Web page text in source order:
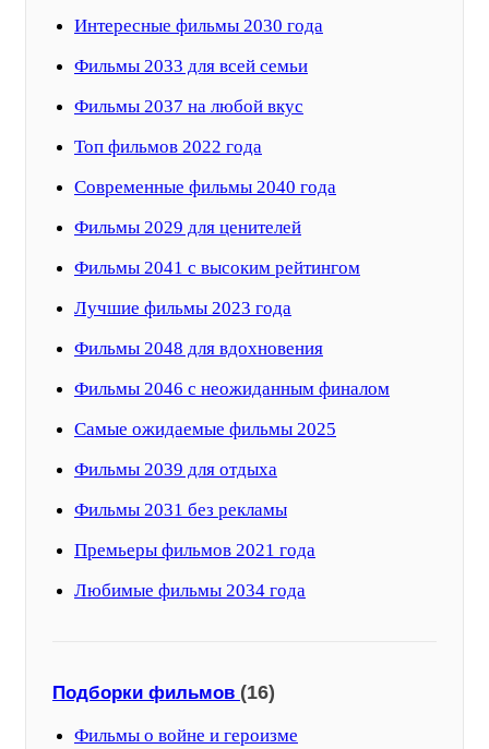
Интересные фильмы 2030 года
Фильмы 2033 для всей семьи
Фильмы 2037 на любой вкус
Топ фильмов 2022 года
Современные фильмы 2040 года
Фильмы 2029 для ценителей
Фильмы 2041 с высоким рейтингом
Лучшие фильмы 2023 года
Фильмы 2048 для вдохновения
Фильмы 2046 с неожиданным финалом
Самые ожидаемые фильмы 2025
Фильмы 2039 для отдыха
Фильмы 2031 без рекламы
Премьеры фильмов 2021 года
Любимые фильмы 2034 года
Подборки фильмов (16)
Фильмы о войне и героизме